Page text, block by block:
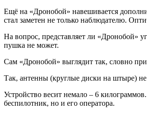
Ещё на «Дронобой» навешивается
стал заметен не только наблюдателю.
На вопрос, представляет ли «Дронобой»
пушка не может.
Сам «Дронобой» выглядит так, словно
Так, антенны (круглые диски на штыре)
Устройство весит немало – 6
беспилотник, но и его оператора.